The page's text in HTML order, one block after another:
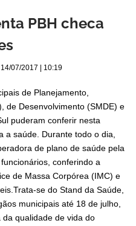
PBH checa
14/07/2017 | 10:19
de Planejamento,
de Desenvolvimento (SMDE) e
puderam conferir nesta
a saúde. Durante todo o dia,
de plano de saúde pela
conferindo a
de Massa Corpórea (IMC) e
se do Stand da Saúde,
municipais até 18 de julho,
qualidade de vida do